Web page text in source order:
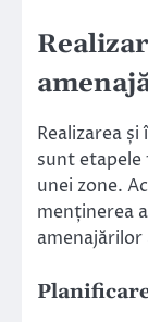
Realizarea
sunt etapele
unei zone.
menținerea